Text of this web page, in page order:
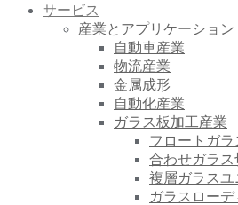
サービス
産業とアプリケーション
自動車産業
物流産業
金属成形
自動化産業
ガラス板加工産業
フロートガラ
合わせガラス
複層ガラス
ガラスロー